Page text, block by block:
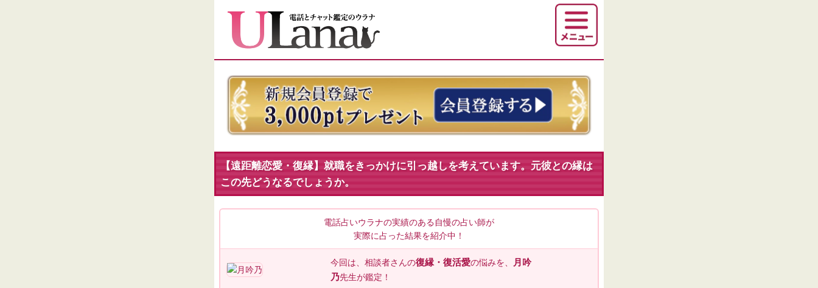
【遠距離恋愛・復縁】就職をきっかけに引っ越しを考えています。元彼との縁は
この先どうなるでしょうか。
電話占いウラナの実績のある自慢の占い師が
実際に占った結果を紹介中！
今回は、相談者さんの復縁・復活愛の悩みを、
月吟
乃先生が鑑定！